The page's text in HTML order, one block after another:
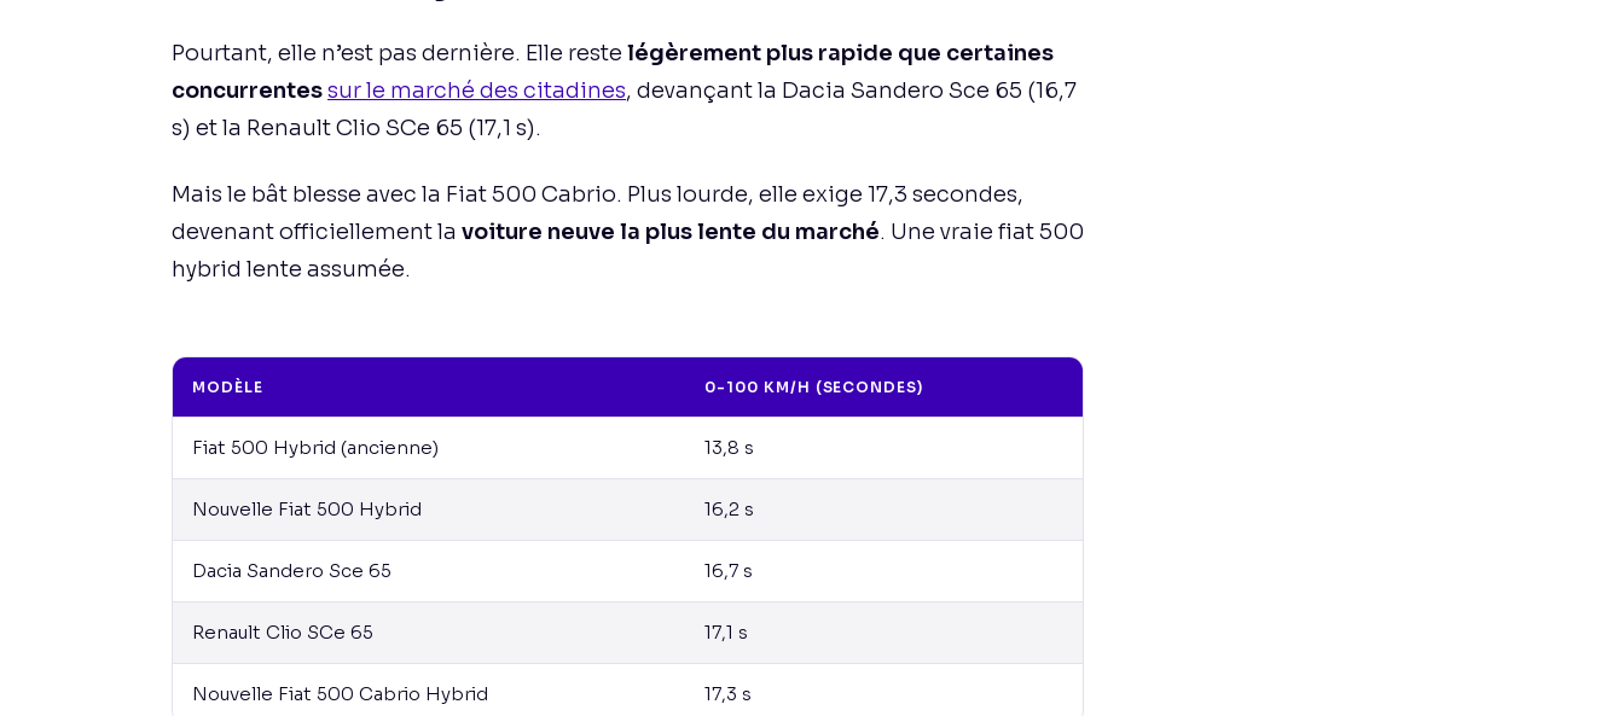
Pourtant, elle n’est pas dernière. Elle reste légèrement plus rapide que certaines
concurrentessur le marché des citadines, devançant la Dacia Sandero Sce 65 (16,7
s) et la Renault Clio SCe 65 (17,1 s).
Mais le bât blesse avec la Fiat 500 Cabrio. Plus lourde, elle exige 17,3 secondes,
devenant officiellement la voiture neuve la plus lente du marché. Une vraie fiat 500
hybrid lente assumée.
MODÈLE 0-100 KM/H (SECONDES)
Fiat 500 Hybrid (ancienne) 13,8 s
Nouvelle Fiat 500 Hybrid 16,2 s
Dacia Sandero Sce 65 16,7 s
Renault Clio SCe 65 17,1 s
Nouvelle Fiat 500 Cabrio Hybrid 17,3 s